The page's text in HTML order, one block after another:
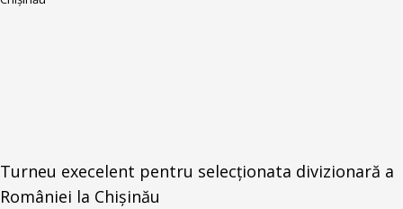
Turneu execelent pentru selecționata divizionară a
României la Chișinău